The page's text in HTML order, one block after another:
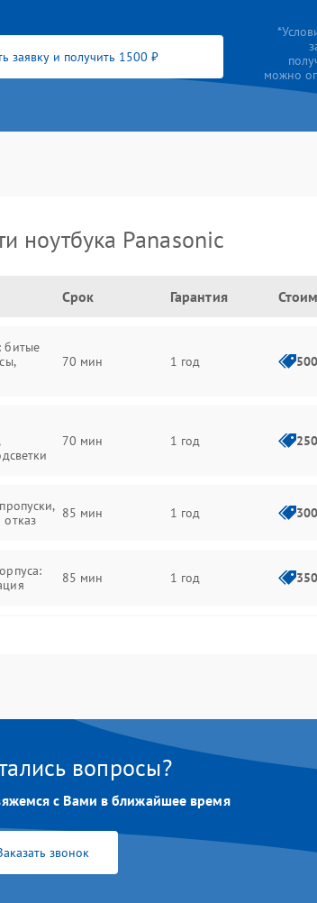
заявку и получить 1500 ₽
можно
ноутбука Panasonic
Срок Гарантия
битые
70 мин 1 год
70 мин 1 год
85 мин 1 год
85 мин 1 год
85 мин 1 год
75 мин
80 мин
вопросы?
с Вами в ближайшее время
звонок